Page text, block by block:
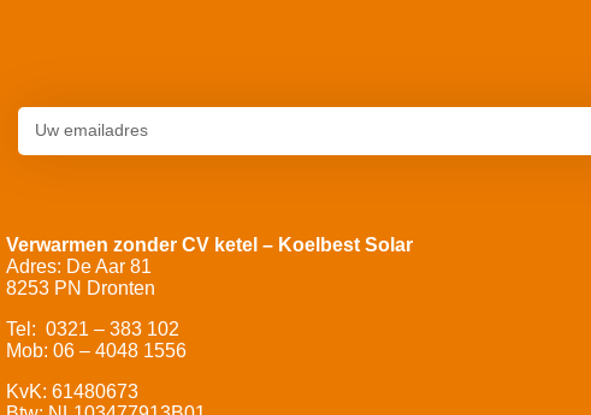
Verwarmen zonder CV ketel – Koelbest Solar
Adres: De Aar 81
8253 PN Dronten
Tel: 0321 – 383 102
Mob: 06 – 4048 1556
KvK: 61480673